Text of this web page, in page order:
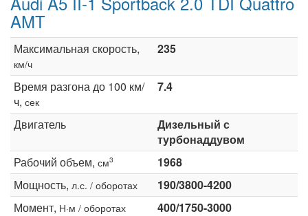
AMT
Максимальная скорость,
км/ч
235
Время разгона до 100 км/
ч, сек
7.4
Двигатель
Дизельный с
турбонаддувом
Рабочий объем, см3
1968
Мощность, л.с. / оборотах
190/3800-4200
Момент, Н·м / оборотах
400/1750-3000